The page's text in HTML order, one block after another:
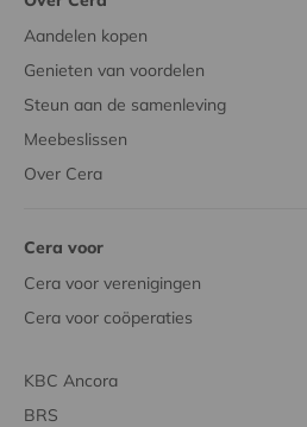
Aandelen kopen
Genieten van voordelen
Steun aan de samenleving
Meebeslissen
Over Cera
Cera voor
Cera voor verenigingen
Cera voor coöperaties
KBC Ancora
BRS